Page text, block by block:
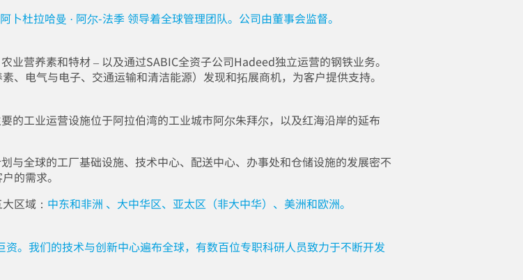
阿卜杜拉哈曼 · 阿尔-法季 领导着全球管理团队。公司由董事会监督。
业营养素和特材 – 以及通过SABIC全资子公司Hadeed独立运营的钢铁业务。
、电气与电子、交通运输和清洁能源）发现和拓展商机，为客户提供支持。
的工业运营设施位于阿拉伯湾的工业城市阿尔朱拜尔，以及红海沿岸的延布
与全球的工厂基础设施、技术中心、配送中心、办事处和仓储设施的发展密不
的需求。
区域： 中东和非洲 、大中华区、亚太区（非大中华）、 美洲和欧洲。
资。我们的技术与创新中心遍布全球，有数百位专职科研人员致力于不断开发